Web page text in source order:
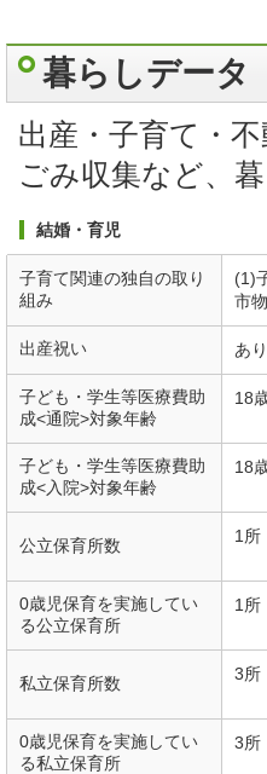
暮らしデータ
出産・子育て・
ごみ収集など、
結婚・育児
子育て関連の独自の取り
組み
(1)
市
出産祝い あり
子ども・学生等医療費助
成<通院>対象年齢
18
子ども・学生等医療費助
成<入院>対象年齢
18
公立保育所数 1所
0歳児保育を実施してい
る公立保育所
1所
私立保育所数 3所
0歳児保育を実施してい
る私立保育所
3所